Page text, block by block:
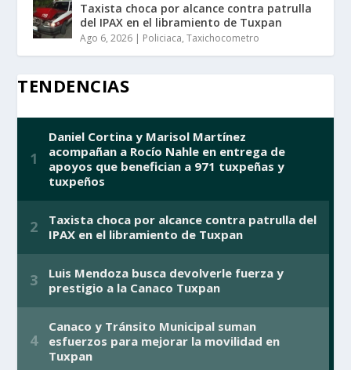
Taxista choca por alcance contra patrulla
del IPAX en el libramiento de Tuxpan
Ago 6, 2026 | Policiaca,Taxichocometro
TENDENCIAS